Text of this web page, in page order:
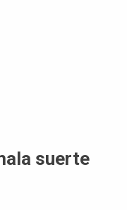
suerte